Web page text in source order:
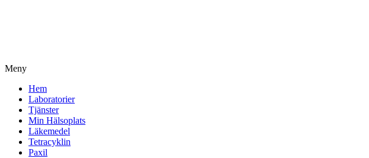
Meny
Hem
Laboratorier
Tjänster
Min Hälsoplats
Läkemedel
Tetracyklin
Paxil